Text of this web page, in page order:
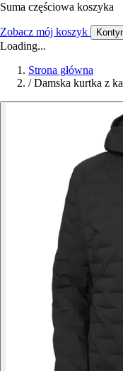
Suma częściowa koszyka
Zobacz mój koszyk
Loading...
Strona główna
/ Damska kurtka z